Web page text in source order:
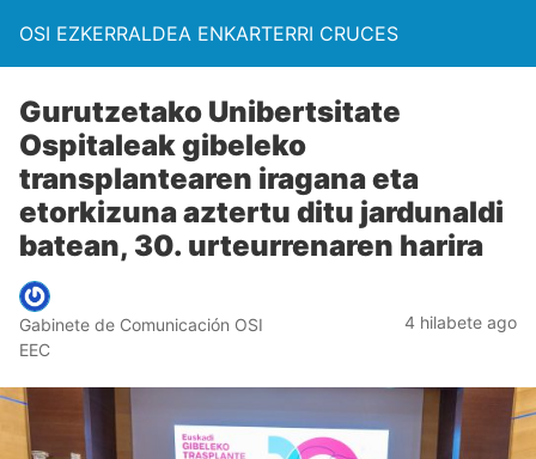
OSI EZKERRALDEA ENKARTERRI CRUCES
Gurutzetako Unibertsitate
Ospitaleak gibeleko
transplantearen iragana eta
etorkizuna aztertu ditu jardunaldi
batean, 30. urteurrenaren harira
Gabinete de Comunicación OSI
EEC
4 hilabete ago